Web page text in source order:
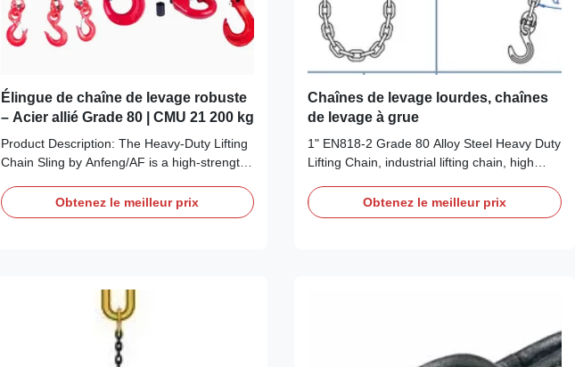
Élingue de chaîne de levage robuste
– Acier allié Grade 80 | CMU 21 200 kg
Product Description: The Heavy-Duty Lifting
Chain Sling by Anfeng/AF is a high-strength,
overhead lifting, industrial rigging, and
extreme load handling. With a Working Load
Obtenez le meilleur prix
Chaînes de levage lourdes, chaînes
de levage à grue
1" EN818-2 Grade 80 Alloy Steel Heavy Duty
Lifting Chain, industrial lifting chain, high
Grade 80 Lifting Chain Product Overview We
are supplying Grade 80 lifting chains which
Obtenez le meilleur prix